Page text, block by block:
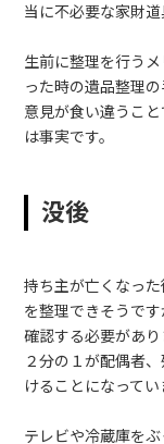
当に不必要な家財
生前に整理を行う
った時の遺品整理
意見が食い違うこ
は事実です。
没後
持ち主が亡くなっ
を整理できそうで
確認する必要があ
２分の１が配偶者
けることになってい
テレビや冷蔵庫を